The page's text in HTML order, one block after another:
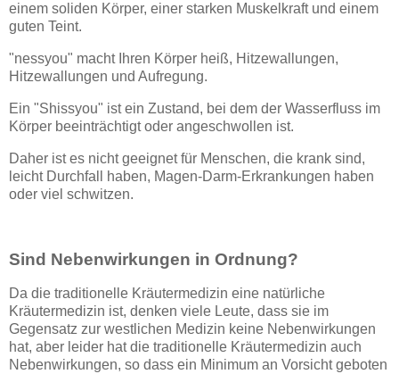
einem soliden Körper, einer starken Muskelkraft und einem
guten Teint.
"nessyou" macht Ihren Körper heiß, Hitzewallungen,
Hitzewallungen und Aufregung.
Ein "Shissyou" ist ein Zustand, bei dem der Wasserfluss im
Körper beeinträchtigt oder angeschwollen ist.
Daher ist es nicht geeignet für Menschen, die krank sind,
leicht Durchfall haben, Magen-Darm-Erkrankungen haben
oder viel schwitzen.
Sind Nebenwirkungen in Ordnung?
Da die traditionelle Kräutermedizin eine natürliche
Kräutermedizin ist, denken viele Leute, dass sie im
Gegensatz zur westlichen Medizin keine Nebenwirkungen
hat, aber leider hat die traditionelle Kräutermedizin auch
Nebenwirkungen, so dass ein Minimum an Vorsicht geboten